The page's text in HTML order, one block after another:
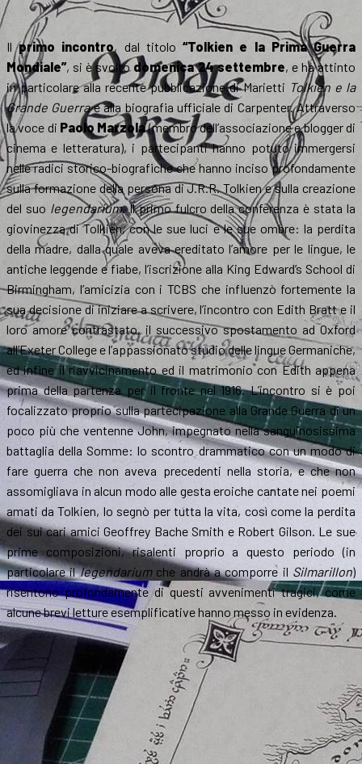
Ilprimo incontro, dal titolo“Tolkien e la Prima Guerra
Mondiale”, si è svolto domenica 24 settembre, e ha attinto
in particolare alla recente pubblicazione di Marietti Tolkien e la
Grande Guerrae alla biografia ufficiale di Carpenter. Attraverso
la voce di Paolo Marzola(membro dell’associazione e blogger di
cinema e letteratura), i partecipanti hanno potuto immergersi
nelle radici storico-biografiche che hanno inciso profondamente
sulla formazione della persona di J.R.R. Tolkien e sulla creazione
del suo legendarium. Il primo fulcro della conferenza è stata la
giovinezza di Tolkien, con le sue luci e le sue ombre: la perdita
della madre, dalla quale aveva ereditato l’amore per le lingue, le
antiche leggende e fiabe, l’iscrizione alla King Edward’s School di
Birmingham, l’amicizia con i TCBS che influenzò fortemente la
sua decisione di iniziare a scrivere, l’incontro con Edith Bratt e il
loro amore contrastato, il successivo spostamento ad Oxford
all’Exeter College e l’appassionato studio delle lingue Germaniche,
ed infine il riavvicinamento ed il matrimonio con Edith appena
prima della partenza per il fronte nel 1916. L’incontro si è poi
focalizzato proprio sulla partecipazione alla Grande Guerra di un
poco più che ventenne John, impegnato nella sanguinosissima
battaglia della Somme: lo scontro drammatico con un modo di
fare guerra che non aveva precedenti nella storia, e che non
assomigliava in alcun modo alle gesta eroiche cantate nei poemi
amati da Tolkien, lo segnò per tutta la vita, così come la perdita
dei sui cari amici Geoffrey Bache Smith e Robert Gilson. Le sue
prime composizioni, risalenti proprio a questo periodo (in
particolare illegendariumche andrà a comporre il Silmarillon)
risentono profondamente di questi avvenimenti tragici, come
alcune brevi letture esemplificative hanno messo in evidenza.